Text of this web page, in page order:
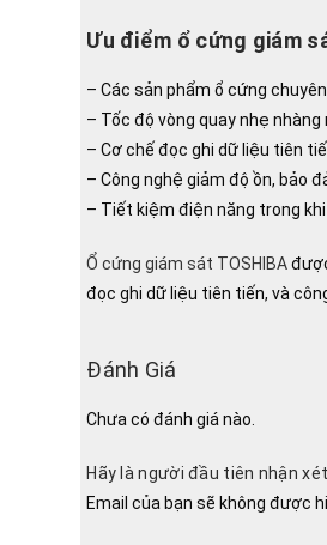
Ưu điểm ổ cứng giám
– Các sản phẩm ổ cứng
– Tốc độ vòng quay nhẹ
– Cơ chế đọc ghi dữ liệu tiên
– Công nghệ giảm độ ồn, bảo
– Tiết kiệm điện năng trong
Ổ cứng giám sát TOSHIBA
đọc ghi dữ liệu tiên tiến, và
Đánh Giá
Chưa có đánh giá nào.
Hãy là người đầu tiên nhận
Email của bạn sẽ không được